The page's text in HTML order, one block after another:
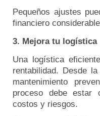
Pequeños ajustes
financiero
3. Mejora tu logística
Una logística
rentabilidad. Desde
mantenimiento
proceso debe estar
costos y riesgos.